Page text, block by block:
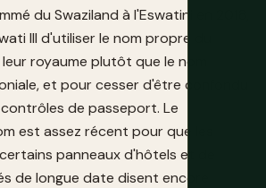
du Swaziland à l'Eswatini en 2018,
III d'utiliser le nom propre du
royaume plutôt que le nom
et pour cesser d'être confondu
de passeport. Le
est assez récent pour que les
panneaux d'hôtels et de
de longue date disent encore